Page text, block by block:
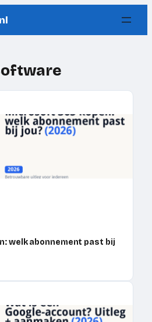
welk abonnement past bij